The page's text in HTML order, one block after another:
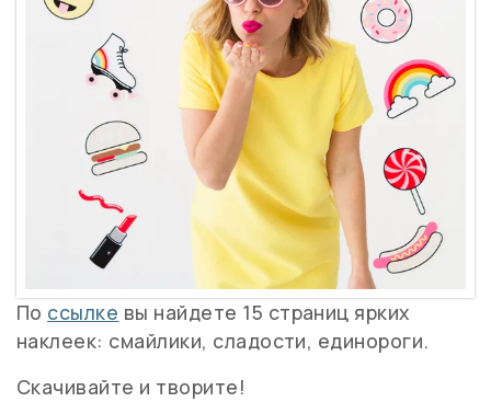
По ссылке вы найдете 15 страниц ярких
наклеек: смайлики, сладости, единороги.
Скачивайте и творите!